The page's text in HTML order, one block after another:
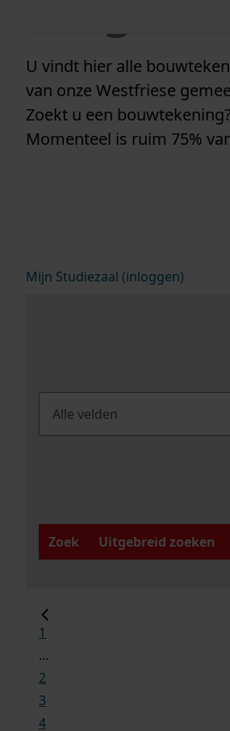
U vindt hier alle
van onze Westfriese
Zoekt u een
Momenteel is ruim 75%
Mijn Studiezaal (inloggen)
Zoek
Uitgebreid zoeken
1
...
2
3
4